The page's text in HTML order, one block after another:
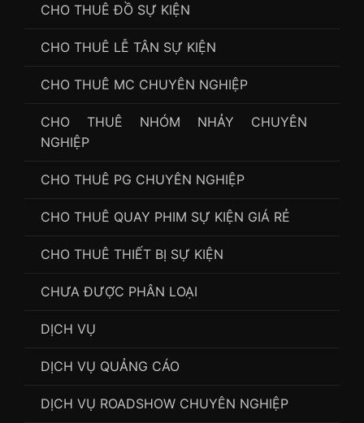
CHO THUÊ ĐỒ SỰ KIỆN
CHO THUÊ LỄ TÂN SỰ KIỆN
CHO THUÊ MC CHUYÊN NGHIỆP
CHO THUÊ NHÓM NHẢY CHUYÊN
NGHIỆP
CHO THUÊ PG CHUYÊN NGHIỆP
CHO THUÊ QUAY PHIM SỰ KIỆN GIÁ RẺ
CHO THUÊ THIẾT BỊ SỰ KIỆN
CHƯA ĐƯỢC PHÂN LOẠI
DỊCH VỤ
DỊCH VỤ QUẢNG CÁO
DỊCH VỤ ROADSHOW CHUYÊN NGHIỆP